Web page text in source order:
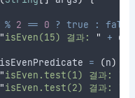
% 2 == 0 ? true :
"isEven(15) 결과: " +
isEvenPredicate = (n)
"isEven.test(1) 결과:
"isEven.test(2) 결과: